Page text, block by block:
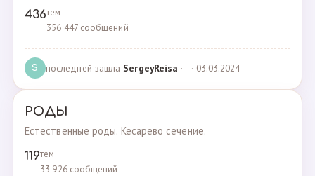
436тем
356 447 сообщений
S последней зашла SergeyReisa · - · 03.03.2024
РОДЫ
Естественные роды. Кесарево сечение.
119тем
33 926 сообщений